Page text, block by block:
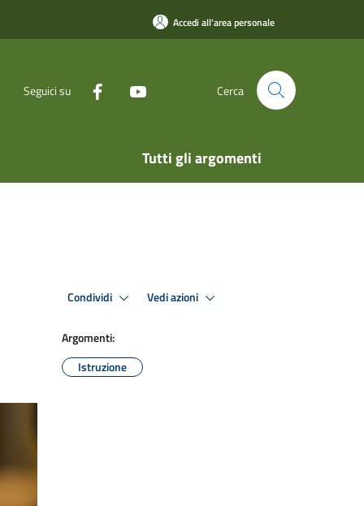
Accedi all'area personale
Seguici su Cerca
Tutti gli argomenti
Condividi Vedi azioni
Argomenti:
Istruzione